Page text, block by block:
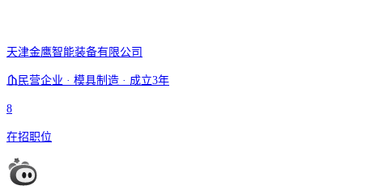
天津金鹰智能装备有限公司
民营企业 · 模具制造 · 成立3年
8
在招职位